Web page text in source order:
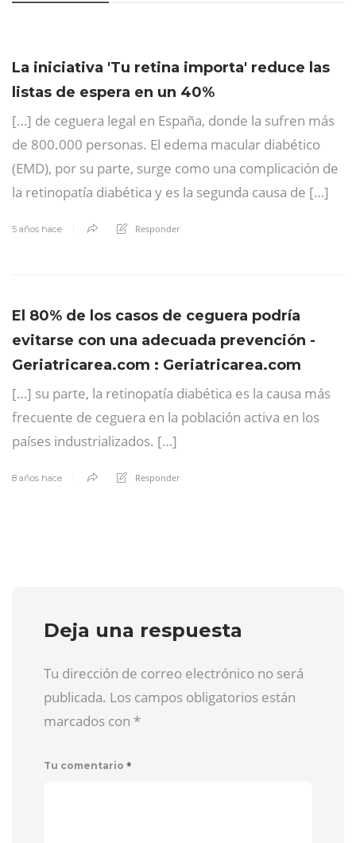
La iniciativa 'Tu retina importa' reduce las
listas de espera en un 40%
[…] de ceguera legal en España, donde la sufren más
de 800.000 personas. El edema macular diabético
(EMD), por su parte, surge como una complicación de
la retinopatía diabética y es la segunda causa de […]
5 años hace Responder
El 80% de los casos de ceguera podría
evitarse con una adecuada prevención -
Geriatricarea.com : Geriatricarea.com
[…] su parte, la retinopatía diabética es la causa más
frecuente de ceguera en la población activa en los
países industrializados. […]
8 años hace Responder
Deja una respuesta
Tu dirección de correo electrónico no será
publicada. Los campos obligatorios están
marcados con *
Tu comentario *